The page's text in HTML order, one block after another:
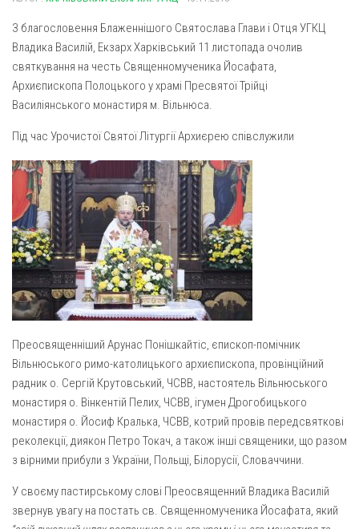
Преображенська парафія (м. Лозова)
Парафія Благовіщення Пресвятої Богородиці (смт
Золочів)
Парафія Різдва Пресвятої Богородиці м. Берестин
Парохії Полтавської області
Пресвятої Трійці (м. Полтава)
Всіх Святих українського народу (м. Полтава)
Свято-Юріївська парафія (м. Полтава)
Архистратига Михаїла (с. Пригарівка)
Благовіщення Пресвятої Богородиці (с. Шевченки)
Вознесіння ГНІХ (с. Витівка)
Вознесіння Господнього (м. Кобеляки)
Пророка Іллі (смт. Білики)
Різдва Пресвятої Богородиці (с. Вільховатка)
Св. Апостола Андрія Первозванного (с. Засулля)
Св. Миколая (с. Деменки)
Успіння Пресвятої Богородиці (м. Кременчук)
Надруковані числа
Молитви
Галерея
З благословення Блаженнішого Святослава Глави і Отця УГКЦ
Владика Василій, Екзарх Харківський 11 листопада очолив
святкування на честь Священномученика Йосафата,
Архиєпископа Полоцького у храмі Пресвятої Трійці
Василіянського монастиря м. Вільнюса.
Під час Урочистої Святої ЛітургіїАрхиєрею співслужили
Преосвященніший Арунас Понішкайтіс, єпископ-помічник
Вільнюського римо-католицького архиєпископа, провінційний
радник о. Сергій Крутовський, ЧСВВ, настоятель Вільнюського
монастиря о. Вінкентій Пелих, ЧСВВ, ігумен Дрогобицького
монастиря о. Йосиф Кралька, ЧСВВ, котрий провів передсвяткові
реколекції, диякон Петро Токач, а також інші священики, що разом
з вірними прибули з України, Польщі, Білорусії, Словаччини.
У своєму пастирському слові Преосвященний Владика Василій
звернув увагу на постать св. Священномученика Йосафата, який